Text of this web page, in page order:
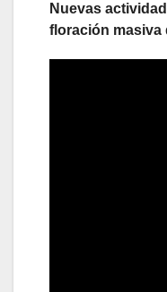
Nuevas
floración masiva